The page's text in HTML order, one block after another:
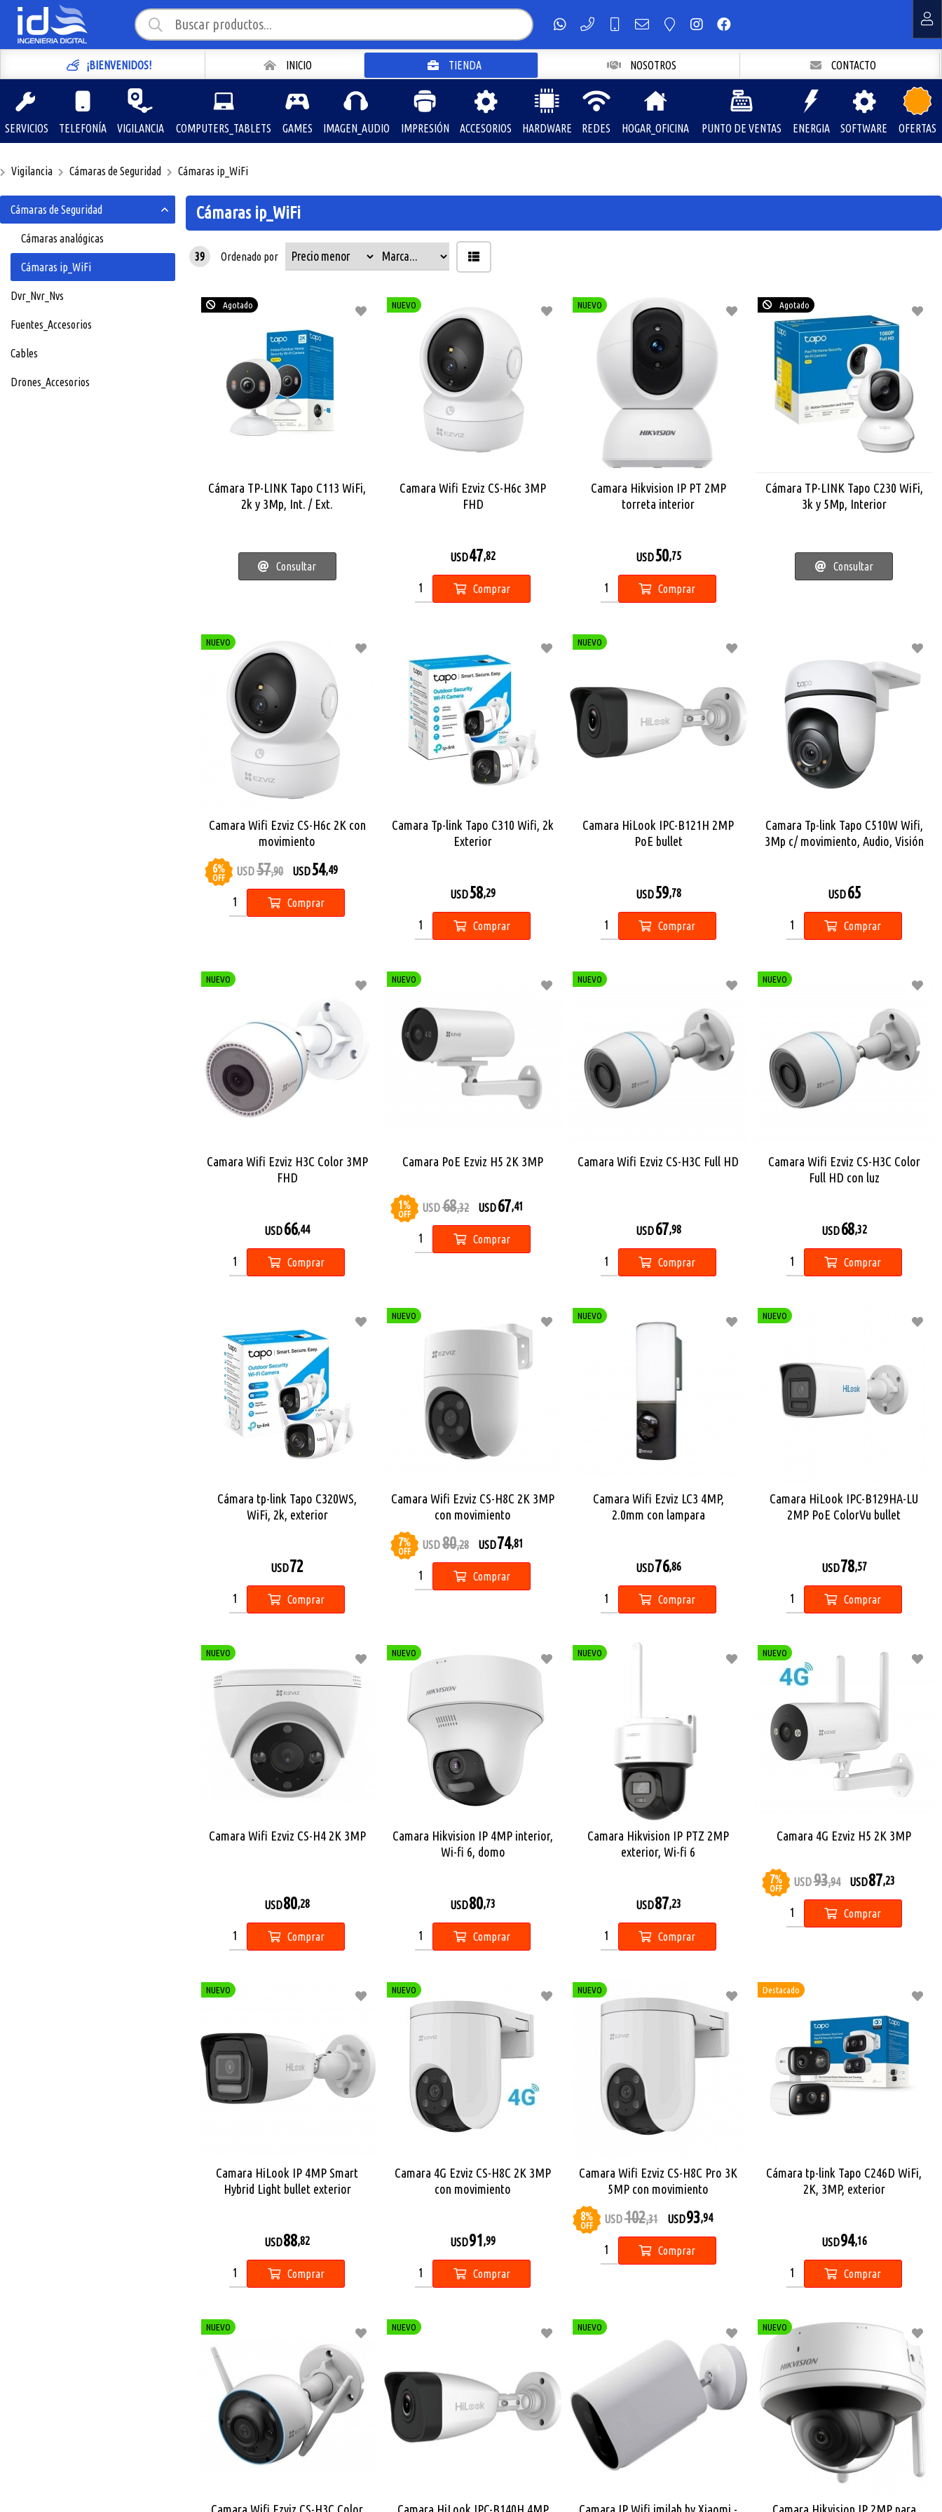
¡BIENVENIDOS! INICIO TIENDA NOSOTROS CONTACTO
SERVICIOS TELEFONÍA VIGILANCIA COMPUTERS_TABLETS GAMES IMAGEN_AUDIO IMPRESIÓN ACCESORIOS HARDWARE REDES HOGAR_OFICINA PUNTO DE VENTAS ENERGIA SOFTWARE OFERTAS
Vigilancia Cámaras de Seguridad Cámaras ip_WiFi
Cámaras de Seguridad
Cámaras analógicas
Cámaras ip_WiFi
Dvr_Nvr_Nvs
Fuentes_Accesorios
Cables
Drones_Accesorios
Cámaras ip_WiFi
39 Ordenado por
Agotado
Cámara TP-LINK Tapo C113 WiFi,
2k y 3Mp, Int. / Ext.
Consultar
NUEVO
Camara Wifi Ezviz CS-H6c 3MP
FHD
USD47,82
Comprar
NUEVO
Camara Hikvision IP PT 2MP
torreta interior
USD50,75
Comprar
Agotado
Cámara TP-LINK Tapo C230 WiFi,
3k y 5Mp, Interior
Consultar
NUEVO
Camara Wifi Ezviz CS-H6c 2K con
movimiento
6%
OFF
USD57,90 USD54,49
Comprar
Camara Tp-link Tapo C310 Wifi, 2k
Exterior
USD58,29
Comprar
NUEVO
Camara HiLook IPC-B121H 2MP
PoE bullet
USD59,78
Comprar
Camara Tp-link Tapo C510W Wifi,
3Mp c/ movimiento, Audio, Visión
USD65
Comprar
NUEVO
Camara Wifi Ezviz H3C Color 3MP
FHD
USD66,44
Comprar
NUEVO
Camara PoE Ezviz H5 2K 3MP
1%
OFF
USD68,32 USD67,41
Comprar
NUEVO
Camara Wifi Ezviz CS-H3C Full HD
USD67,98
Comprar
NUEVO
Camara Wifi Ezviz CS-H3C Color
Full HD con luz
USD68,32
Comprar
Cámara tp-link Tapo C320WS,
WiFi, 2k, exterior
USD72
Comprar
NUEVO
Camara Wifi Ezviz CS-H8C 2K 3MP
con movimiento
7%
OFF
USD80,28 USD74,81
Comprar
NUEVO
Camara Wifi Ezviz LC3 4MP,
2.0mm con lampara
USD76,86
Comprar
NUEVO
Camara HiLook IPC-B129HA-LU
2MP PoE ColorVu bullet
USD78,57
Comprar
NUEVO
Camara Wifi Ezviz CS-H4 2K 3MP
USD80,28
Comprar
NUEVO
Camara Hikvision IP 4MP interior,
Wi-fi 6, domo
USD80,73
Comprar
NUEVO
Camara Hikvision IP PTZ 2MP
exterior, Wi-fi 6
USD87,23
Comprar
NUEVO
Camara 4G Ezviz H5 2K 3MP
7%
OFF
USD93,94 USD87,23
Comprar
NUEVO
Camara HiLook IP 4MP Smart
Hybrid Light bullet exterior
USD88,82
Comprar
NUEVO
Camara 4G Ezviz CS-H8C 2K 3MP
con movimiento
USD91,99
Comprar
NUEVO
Camara Wifi Ezviz CS-H8C Pro 3K
5MP con movimiento
8%
OFF
USD102,31 USD93,94
Comprar
Destacado
Cámara tp-link Tapo C246D WiFi,
2K, 3MP, exterior
USD94,16
Comprar
NUEVO NUEVO NUEVO NUEVO